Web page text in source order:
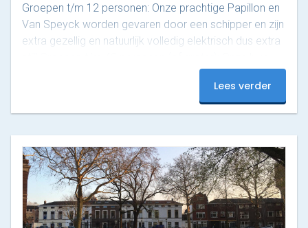
Groepen t/m 12 personen: Onze prachtige Papillon en
Van Speyck worden gevaren door een schipper en zijn
extra gezellig en natuurlijk volledig elektrisch dus extra
grote sloepen Ernest, Frank en James zijn gemaakt
voor jouw grote familie, vriendengroep of bedrijf.
Uiteraard kunnen deze sloepen ook gecombineerd
een toilet…
Lees verder